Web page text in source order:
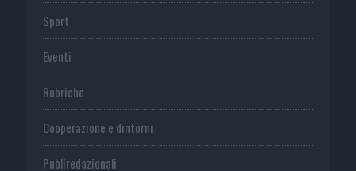
Sport
Eventi
Rubriche
Cooperazione e dintorni
Publiredazionali